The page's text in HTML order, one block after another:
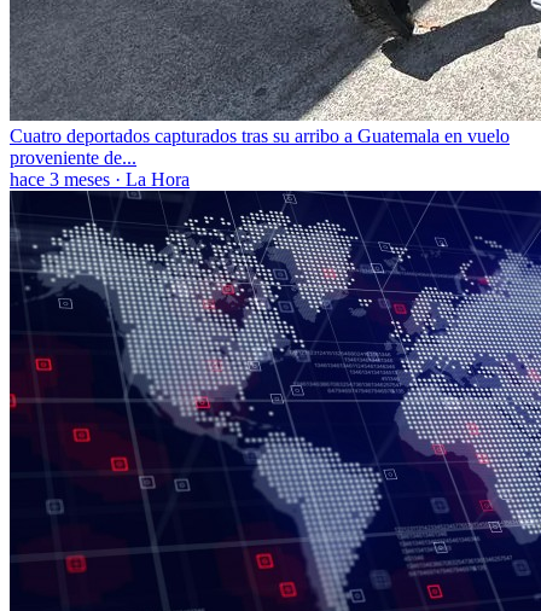
Cuatro deportados capturados tras su arribo a Guatemala en vuelo
proveniente de...
hace 3 meses · La Hora